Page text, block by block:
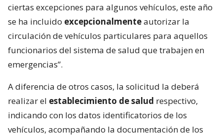
ciertas excepciones para algunos vehículos, este año
se ha incluido excepcionalmenteautorizar la
circulación de vehículos particulares para aquellos
funcionarios del sistema de salud que trabajen en
emergencias”.
A diferencia de otros casos, la solicitud la deberá
realizar el establecimiento de salud respectivo,
indicando con los datos identificatorios de los
vehículos, acompañando la documentación de los